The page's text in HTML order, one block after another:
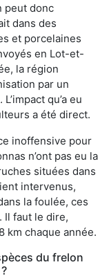
peut donc
dans des
et porcelaines
en Lot-et-
la région
par un
qu’a eu
a été direct.
inoffensive pour
n’ont pas eu la
situées dans
intervenus,
la foulée, ces
Il faut le dire,
km chaque année.
du frelon